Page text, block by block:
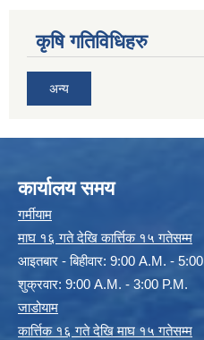
कृषि गतिविधिहरु
अन्य
कार्यालय समय
गर्मीयाम
माघ १६ गते देखि कार्त्तिक १५ गतेसम्म
आइतबार - बिहीवार: 9:00 A.M. -
शुक्रवार: 9:00 A.M. - 3:00 P.M.
जाडोयाम
कार्त्तिक १६ गते देखि माघ १५ गतेसम्म